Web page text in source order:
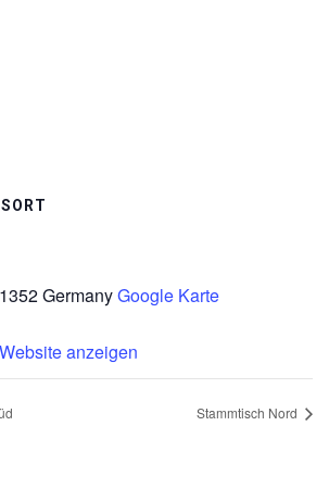
GermanyGoogle Karte
anzeigen
Stammtisch Nord